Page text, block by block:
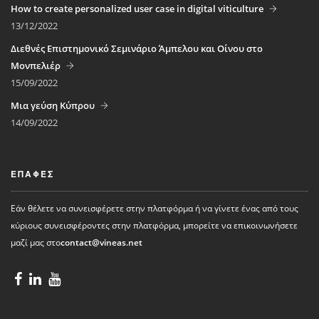
How to create personalized user case in digital viticulture
13/12/2022
Διεθνές Επιστημονικό Σεμινάριο Άμπελου και Οίνου στο
Μονπελιέρ
15/09/2022
Μια γεύση Κύπρου
14/09/2022
ΕΠΑΦΈΣ
Εάν θέλετε να συνεισφέρετε στην πλατφόρμα ή να γίνετε ένας από τους
κύριους συνεισφέροντες στην πλατφόρμα, μπορείτε να επικοινωνήσετε
μαζί μας στοcontact@vineas.net